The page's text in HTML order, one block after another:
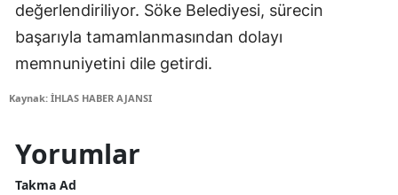
değerlendiriliyor. Söke Belediyesi, sürecin
başarıyla tamamlanmasından dolayı
memnuniyetini dile getirdi.
Kaynak: İHLAS HABER AJANSI
Yorumlar
Takma Ad